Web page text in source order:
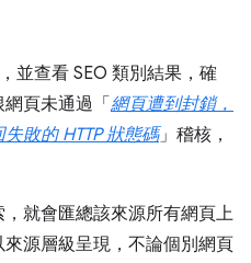
，並查看 SEO 類別結果，確
頁未通過「 網頁遭到封鎖，
敗的 HTTP 狀態碼」稽核，
就會匯總該來源所有網頁上
源層級呈現，不論個別網頁